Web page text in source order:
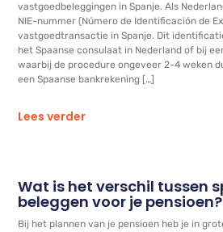
vastgoedbeleggingen in Spanje. Als
NIE-nummer (Número de Identificación de
vastgoedtransactie in Spanje. Dit
het Spaanse consulaat in Nederland of bij
waarbij de procedure ongeveer 2-4 weken
een Spaanse bankrekening […]
Lees verder
Wat is het verschil tussen
beleggen voor je pensioen?
Bij het plannen van je pensioen heb je in